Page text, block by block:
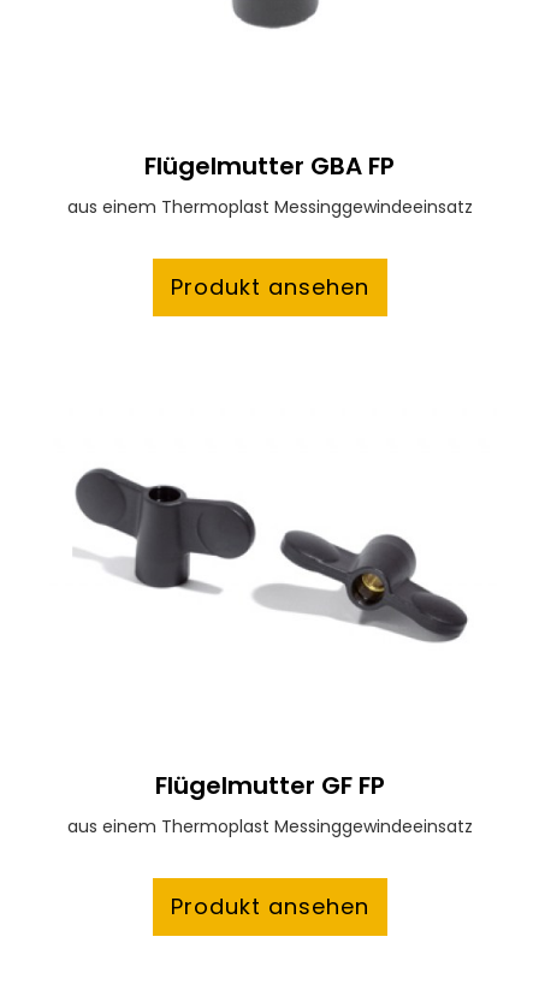
Flügelmutter GBA FP
aus einem Thermoplast Messinggewindeeinsatz
Produkt ansehen
Flügelmutter GF FP
aus einem Thermoplast Messinggewindeeinsatz
Produkt ansehen